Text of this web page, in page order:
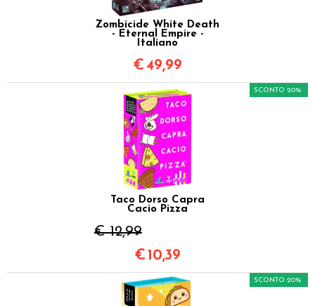
Zombicide White Death
- Eternal Empire -
Italiano
€49,99
Taco Dorso Capra
Cacio Pizza
€ 12,99
SCONTO 20%
€ 10,39
SCONTO 20%